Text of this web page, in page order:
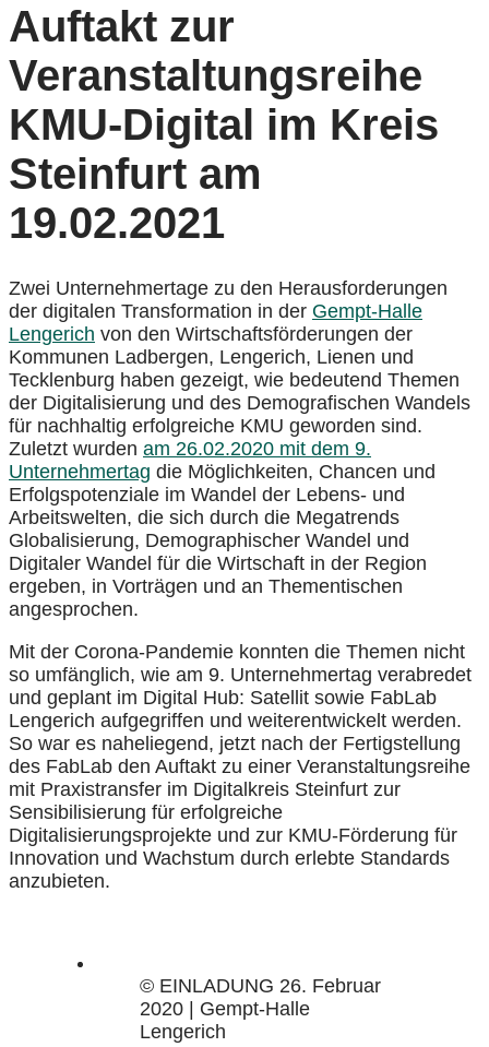
Auftakt zur
Veranstaltungsreihe
KMU-Digital im Kreis
Steinfurt am
19.02.2021
Zwei Unternehmertage zu den Herausforderungen
der digitalen Transformation in der Gempt-Halle
Lengerich von den Wirtschaftsförderungen der
Kommunen Ladbergen, Lengerich, Lienen und
Tecklenburg haben gezeigt, wie bedeutend Themen
der Digitalisierung und des Demografischen Wandels
für nachhaltig erfolgreiche KMU geworden sind.
Zuletzt wurden am 26.02.2020 mit dem 9.
Unternehmertag die Möglichkeiten, Chancen und
Erfolgspotenziale im Wandel der Lebens- und
Arbeitswelten, die sich durch die Megatrends
Globalisierung, Demographischer Wandel und
Digitaler Wandel für die Wirtschaft in der Region
ergeben, in Vorträgen und an Thementischen
angesprochen.
Mit der Corona-Pandemie konnten die Themen nicht
so umfänglich, wie am 9. Unternehmertag verabredet
und geplant im Digital Hub: Satellit sowie FabLab
Lengerich aufgegriffen und weiterentwickelt werden.
So war es naheliegend, jetzt nach der Fertigstellung
des FabLab den Auftakt zu einer Veranstaltungsreihe
mit Praxistransfer im Digitalkreis Steinfurt zur
Sensibilisierung für erfolgreiche
Digitalisierungsprojekte und zur KMU-Förderung für
Innovation und Wachstum durch erlebte Standards
anzubieten.
© EINLADUNG 26. Februar
2020 | Gempt-Halle
Lengerich